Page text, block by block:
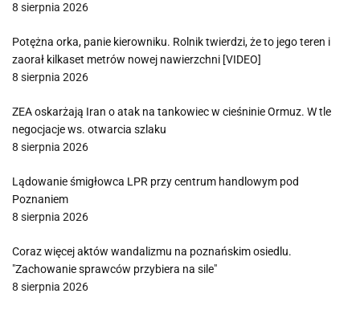
8 sierpnia 2026
Potężna orka, panie kierowniku. Rolnik twierdzi, że to jego teren i
zaorał kilkaset metrów nowej nawierzchni [VIDEO]
8 sierpnia 2026
ZEA oskarżają Iran o atak na tankowiec w cieśninie Ormuz. W tle
negocjacje ws. otwarcia szlaku
8 sierpnia 2026
Lądowanie śmigłowca LPR przy centrum handlowym pod
Poznaniem
8 sierpnia 2026
Coraz więcej aktów wandalizmu na poznańskim osiedlu.
"Zachowanie sprawców przybiera na sile"
8 sierpnia 2026